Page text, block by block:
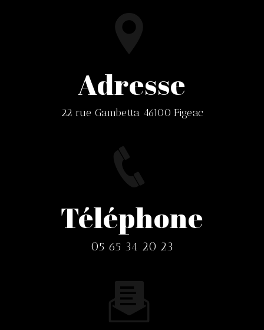
Adresse
22 rue Gambetta 46100 Figeac
Téléphone
05 65 34 20 23